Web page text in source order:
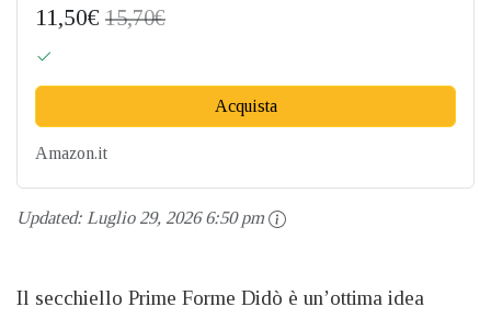
11,50€ 15,70€
Acquista
Amazon.it
Updated: Luglio 29, 2026 6:50 pm
Il secchiello Prime Forme Didò è un’ottima idea